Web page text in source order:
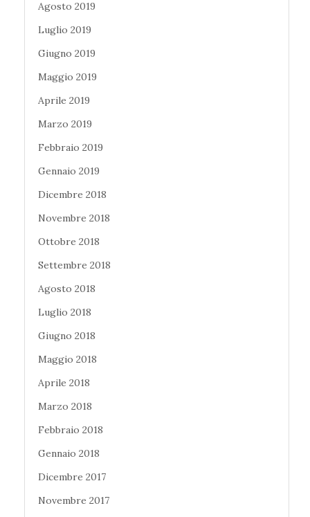
Agosto 2019
Luglio 2019
Giugno 2019
Maggio 2019
Aprile 2019
Marzo 2019
Febbraio 2019
Gennaio 2019
Dicembre 2018
Novembre 2018
Ottobre 2018
Settembre 2018
Agosto 2018
Luglio 2018
Giugno 2018
Maggio 2018
Aprile 2018
Marzo 2018
Febbraio 2018
Gennaio 2018
Dicembre 2017
Novembre 2017